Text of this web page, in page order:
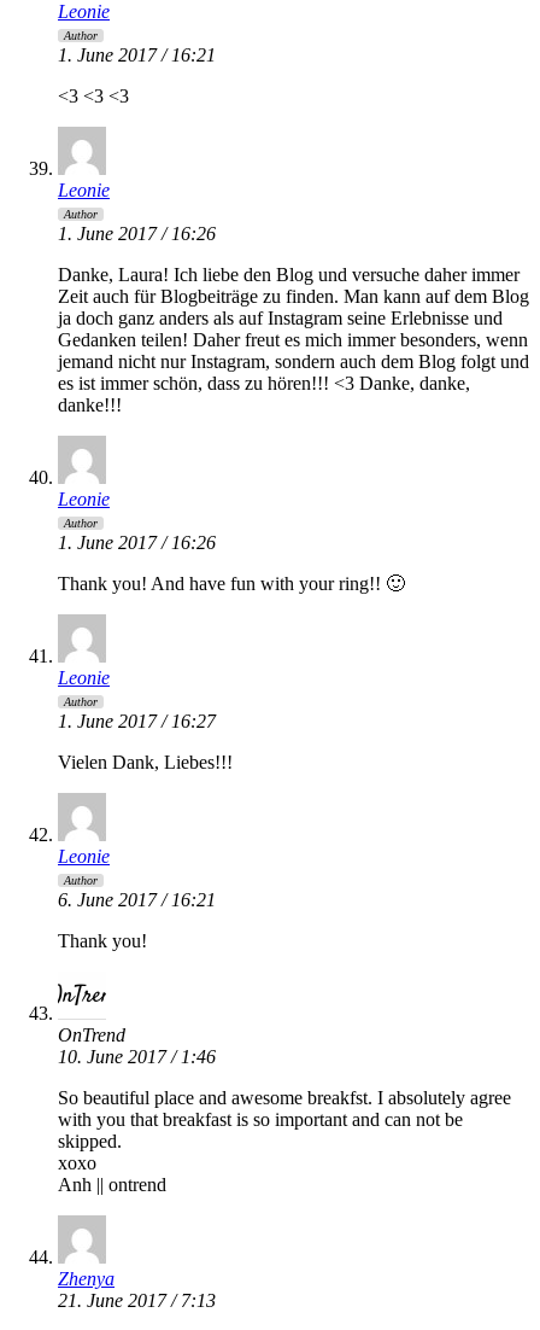
Leonie
Author
1. June 2017 / 16:21
<3 <3 <3
Leonie
Author
1. June 2017 / 16:26
Danke, Laura! Ich liebe den Blog und versuche daher immer
Zeit auch für Blogbeiträge zu finden. Man kann auf dem Blog
ja doch ganz anders als auf Instagram seine Erlebnisse und
Gedanken teilen! Daher freut es mich immer besonders, wenn
jemand nicht nur Instagram, sondern auch dem Blog folgt und
es ist immer schön, dass zu hören!!! <3 Danke, danke,
danke!!!
Leonie
Author
1. June 2017 / 16:26
Thank you! And have fun with your ring!! 🙂
Leonie
Author
1. June 2017 / 16:27
Vielen Dank, Liebes!!!
Leonie
Author
6. June 2017 / 16:21
Thank you!
OnTrend
10. June 2017 / 1:46
So beautiful place and awesome breakfst. I absolutely agree
with you that breakfast is so important and can not be
skipped.
xoxo
Anh || ontrend
Zhenya
21. June 2017 / 7:13